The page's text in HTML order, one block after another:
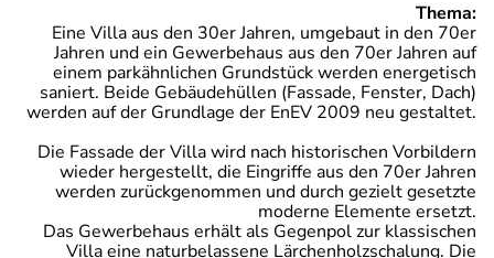
Thema:
Eine Villa aus den 30er Jahren, umgebaut in den 70er
Jahren und ein Gewerbehaus aus den 70er Jahren auf
einem parkähnlichen Grundstück werden energetisch
saniert. Beide Gebäudehüllen (Fassade, Fenster, Dach)
werden auf der Grundlage der EnEV 2009 neu gestaltet.
Die Fassade der Villa wird nach historischen Vorbildern
wieder hergestellt, die Eingriffe aus den 70er Jahren
werden zurückgenommen und durch gezielt gesetzte
moderne Elemente ersetzt.
Das Gewerbehaus erhält als Gegenpol zur klassischen
Villa eine naturbelassene Lärchenholzschalung. Die